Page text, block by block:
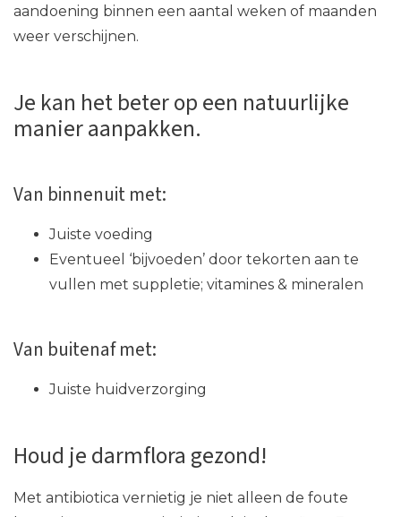
aandoening binnen een aantal weken of maanden
weer verschijnen.
Je kan het beter op een natuurlijke
manier aanpakken.
Van binnenuit met:
Juiste voeding
Eventueel ‘bijvoeden’ door tekorten aan te
vullen met suppletie; vitamines & mineralen
Van buitenaf met:
Juiste huidverzorging
Houd je darmflora gezond!
Met antibiotica vernietig je niet alleen de foute